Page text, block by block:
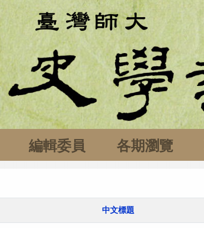
編輯委員 各期瀏覽
中文標題